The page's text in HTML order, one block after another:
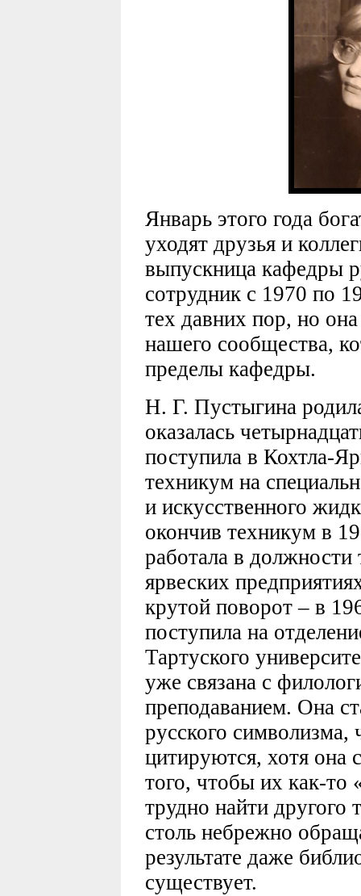
Январь этого года
уходят друзья и
выпускница кафедры
сотрудник с 1970 по
тех давних пор, но
нашего сообщества,
пределы кафедры.
Н. Г. Пустыгина
оказалась
поступила в Кохтла-
техникум на
и искусственного
окончив техникум в
работала в должности
ярвеских
крутой поворот – в
поступила на
Тартуского
уже связана с
преподаванием. Она
русского
цитируются, хотя она
того, чтобы их как-то
трудно найти другого
столь небрежно
результате даже
существует.